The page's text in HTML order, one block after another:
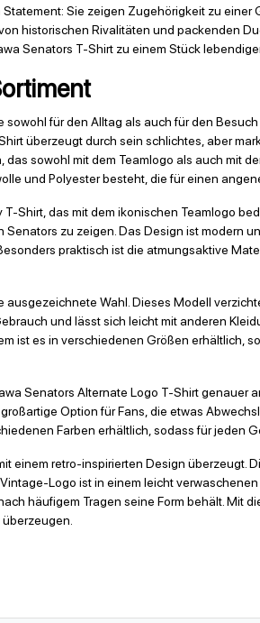
Sie zeigen Zugehörigkeit zu einer
historischen Rivalitäten und packenden
Senators T-Shirt zu einem Stück
für den Alltag als auch für den
überzeugt durch sein schlichtes, aber
sowohl mit dem Teamlogo als auch mit
und Polyester besteht, die für einen
Shirt, das mit dem ikonischen Teamlogo
zu zeigen. Das Design ist modern
praktisch ist die atmungsaktive
Wahl. Dieses Modell
und lässt sich leicht mit anderen
ist es in verschiedenen Größen erhältlich,
Senators Alternate Logo T-Shirt genauer
Option für Fans, die etwas
Farben erhältlich, sodass für jeden
retro-inspirierten Design überzeugt.
Logo ist in einem leicht
häufigem Tragen seine Form behält. Mit